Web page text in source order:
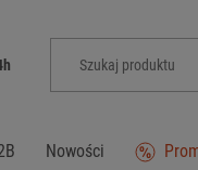
Nowości